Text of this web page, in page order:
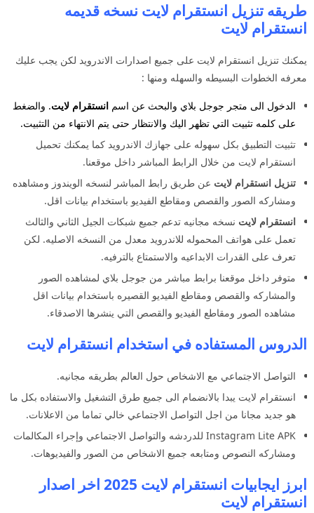
طريقه تنزيل انستقرام لايت نسخه قديمه
انستقرام لايت
يمكنك تنزيل انستقرام لايت على جميع اصدارات الاندرويد لكن يجب عليك
معرفه الخطوات البسيطه والسهله ومنها :
الدخول الى متجر جوجل بلاي والبحث عن اسم انستقرام لايت. والضغط
على كلمه تثبيت التي تظهر اليك والانتظار حتى يتم الانتهاء من التثبيت.
تثبيت التطبيق بكل سهوله على جهازك الاندرويد كما يمكنك تحميل
انستقرام لايت من خلال الرابط المباشر داخل موقعنا.
تنزيل انستقرام لايت عن طريق رابط المباشر لنسخه الويندوز ومشاهده
ومشاركه الصور والقصص ومقاطع الفيديو باستخدام بيانات اقل.
انستقرام لايت نسخه مجانيه تدعم جميع شبكات الجيل الثاني والثالث
تعمل على هواتف المحموله للاندرويد معدل من النسخه الاصليه. لكن
تعرف على القدرات الابداعيه والاستمتاع بالترفيه.
متوفر داخل موقعنا برابط مباشر من جوجل بلاي لمشاهده الصور
والمشاركه والقصص ومقاطع الفيديو القصيره باستخدام بيانات اقل
مشاهده الصور ومقاطع الفيديو والقصص التي ينشرها الاصدقاء.
الدروس المستفاده في استخدام انستقرام لايت
التواصل الاجتماعي مع الاشخاص حول العالم بطريقه مجانيه.
انستقرام لايت يبدا بالانضمام الى جميع طرق التشغيل والاستفاده بكل ما
هو جديد مجانا من اجل التواصل الاجتماعي خالي تماما من الاعلانات.
Instagram Lite APK للدردشه والتواصل الاجتماعي وإجراء المكالمات
ومشاركه النصوص ومتابعه جميع الاشخاص من الصور والفيديوهات.
ابرز ايجابيات انستقرام لايت 2025 اخر اصدار
انستقرام لايت